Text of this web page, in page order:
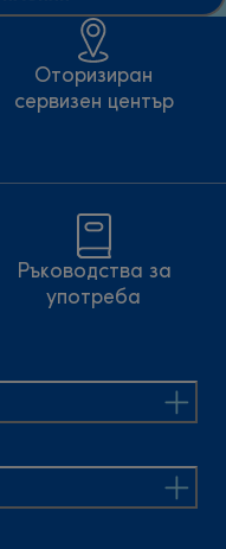
Оторизиран
сервизен център
Ръководства за
употреба